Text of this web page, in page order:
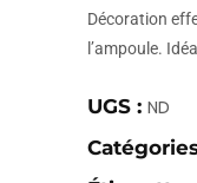
Décoration
l’ampoule.
UGS : ND